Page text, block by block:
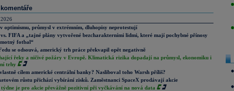
optimismu, průmysl v extrémním, dluhopisy neprotestují
vs. FIFA a „tajné plány vytvořené bezcharakterními lidmi, které mají pochybné přínosy
fotbal“
se odsouvá, americký trh práce překvapil opět negativně
řeky a ničivé požáry v Evropě. Klimatická rizika dopadají na průmysl, ekonomiku i
trhy
cílem americké centrální banky? Nasliboval toho Warsh příliš?
růstu přichází vybírání zisků. Zaměstnanci SpaceX prodávají akcie
týdne je pro akcie převážně pozitivní při vyčkávání na nová data